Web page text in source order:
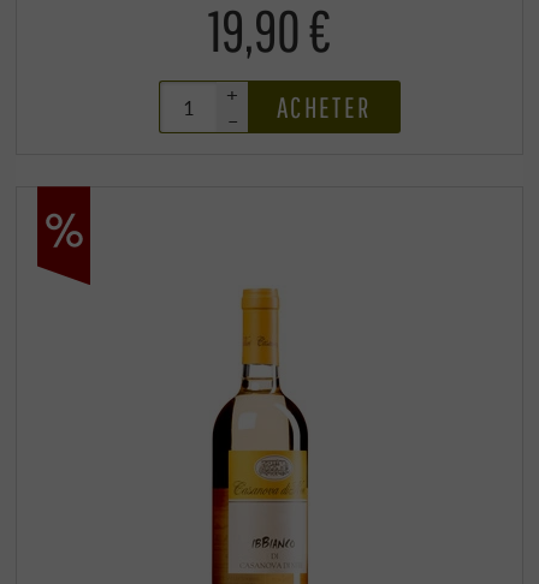
19,90 €
+
–
ACHETER